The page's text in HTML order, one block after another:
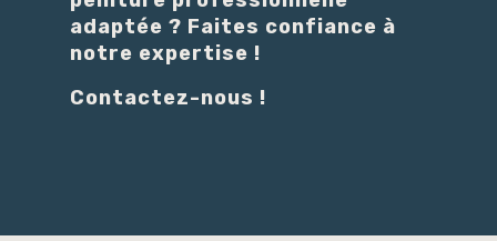
adaptée ? Faites confiance à
notre expertise !
Contactez-nous !